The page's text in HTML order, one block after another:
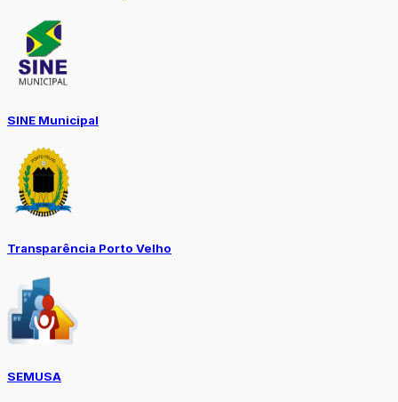
SINE Municipal
Transparência Porto Velho
SEMUSA